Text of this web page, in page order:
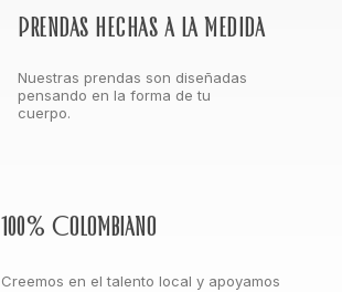
Prendas hechas a la medida
Nuestras prendas son diseñadas
pensando en la forma de tu
cuerpo.
100% Colombiano
Creemos en el talento local y apoyamos